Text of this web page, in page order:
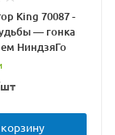
King 70087 -
— гонка
НиндзяГо